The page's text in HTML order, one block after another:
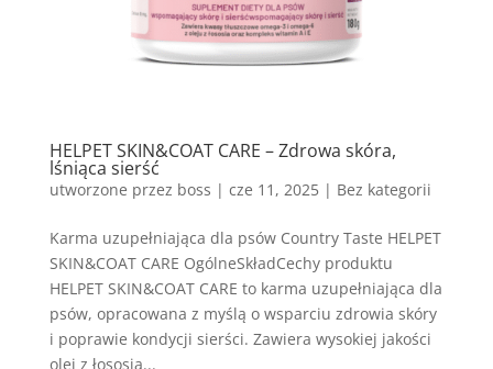
HELPET SKIN&COAT CARE – Zdrowa skóra,
lśniąca sierść
utworzone przez boss | cze 11, 2025| Bez kategorii
Karma uzupełniająca dla psów Country Taste HELPET
SKIN&COAT CARE OgólneSkładCechy produktu
HELPET SKIN&COAT CARE to karma uzupełniająca dla
psów, opracowana z myślą o wsparciu zdrowia skóry
i poprawie kondycji sierści. Zawiera wysokiej jakości
olej z łososia...